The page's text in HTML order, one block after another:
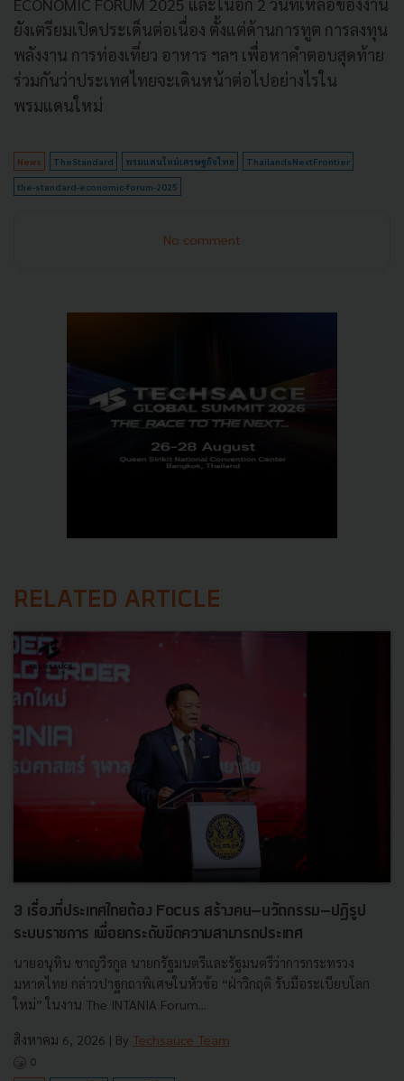
ยังเตรียมเปิดประเด็นต่อเนื่อง ตั้งแต่ด้านการทูต การลงทุน
พลังงาน การท่องเที่ยว อาหาร ฯลฯ เพื่อหาคำตอบสุดท้าย
ร่วมกันว่าประเทศไทยจะเดินหน้าต่อไปอย่างไรใน
พรมแดนใหม่
News TheStandard พรมแดนใหม่เศรษฐกิจไทย ThailandsNextFrontier
the-standard-economic-forum-2025
No comment
RELATED ARTICLE
3 เรื่องที่ประเทศไทยต้อง Focus สร้างคน–นวัตกรรม–ปฏิรูป
ระบบราชการ เพื่อยกระดับขีดความสามารถประเทศ
นายอนุทิน ชาญวีรกูล นายกรัฐมนตรีและรัฐมนตรีว่าการกระทรวง
มหาดไทย กล่าวปาฐกถาพิเศษในหัวข้อ “ฝ่าวิกฤติ รับมือระเบียบโลก
ใหม่” ในงาน The INTANIA Forum...
สิงหาคม 6, 2026 | By Techsauce Team
0